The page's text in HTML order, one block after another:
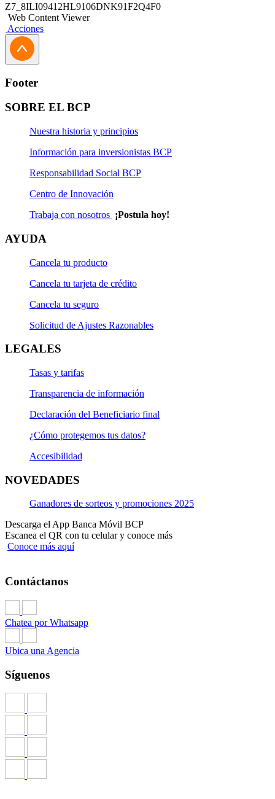
Z7_8ILI09412HL9106DNK91F2Q4F0
Web Content Viewer
Acciones
Footer
SOBRE EL BCP
Nuestra historia y principios
Información para inversionistas BCP
Responsabilidad Social BCP
Centro de Innovación
Trabaja con nosotros ¡Postula hoy!
AYUDA
Cancela tu producto
Cancela tu tarjeta de crédito
Cancela tu seguro
Solicitud de Ajustes Razonables
LEGALES
Tasas y tarifas
Transparencia de información
Declaración del Beneficiario final
¿Cómo protegemos tus datos?
Accesibilidad
NOVEDADES
Ganadores de sorteos y promociones 2025
Descarga el App Banca Móvil BCP
Escanea el QR con tu celular y conoce más
Conoce más aquí
Contáctanos
Chatea por Whatsapp
Ubica una Agencia
Síguenos